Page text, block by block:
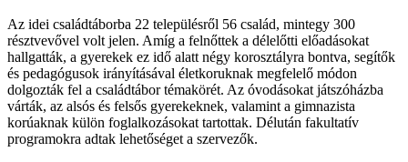
Az idei családtáborba 22 településről 56 család, mintegy 300
résztvevővel volt jelen. Amíg a felnőttek a délelőtti előadásokat
hallgatták, a gyerekek ez idő alatt négy korosztályra bontva, segítők
és pedagógusok irányításával életkoruknak megfelelő módon
dolgozták fel a családtábor témakörét. Az óvodásokat játszóházba
várták, az alsós és felsős gyerekeknek, valamint a gimnazista
korúaknak külön foglalkozásokat tartottak. Délután fakultatív
programokra adtak lehetőséget a szervezők.